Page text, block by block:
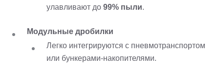
улавливают до 99% пыли.
Модульные дробилки
Легко интегрируются с пневмотранспортом
или бункерами-накопителями.